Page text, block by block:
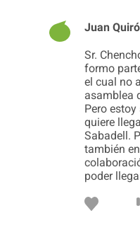
Juan
Sr.
formo
el cual no
asamblea
Pero
quiere
Sabadell.
también
poder